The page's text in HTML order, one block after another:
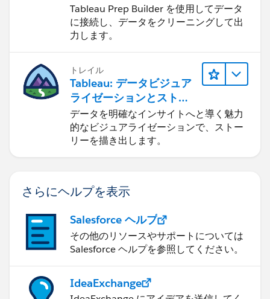
Tableau Prep Builder を使用してデータ
に接続し、データをクリーニングして出
力します。
トレイル
Tableau: データビジュア
ライゼーションとストー
リーテリング
データを明確なインサイトへと導く魅力
的なビジュアライゼーションで、ストー
リーを描き出します。
さらにヘルプを表示
Salesforce ヘルプ
その他のリソースやサポートについては
Salesforce ヘルプを参照してください。
IdeaExchange